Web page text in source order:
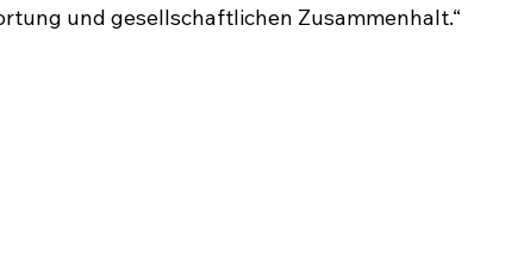
und gesellschaftlichen Zusammenhalt.“